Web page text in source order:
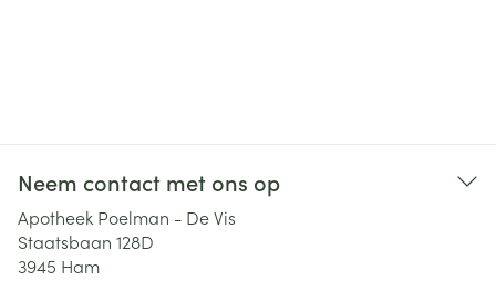
Neem contact met ons op
Apotheek Poelman - De Vis
Staatsbaan 128D
3945 Ham